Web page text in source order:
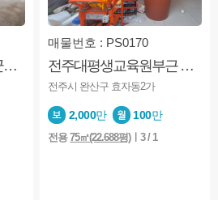
전주상가월세 ★완주군★이서면 용서리★2층★코너상가
매물번호 : PS0170
전주대평생교육원부근 ★1층 ★무권리금, 즉시입주가능
전주시 완산구 효자동2가
2,000만 100만
전용75㎡(22.688평)ㅣ3 / 1